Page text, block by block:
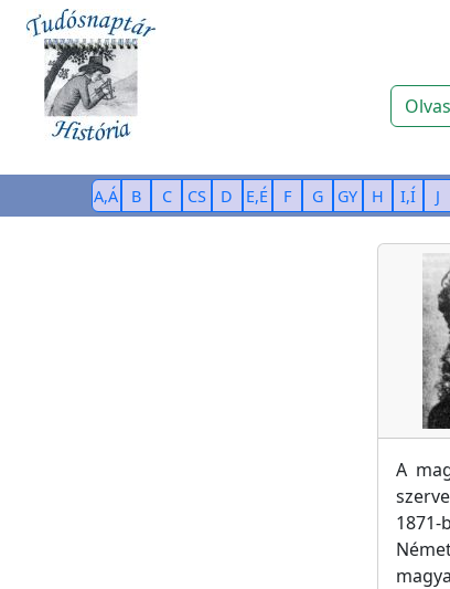
A,Á B C CS D E,É F G GY H I,Í J
A